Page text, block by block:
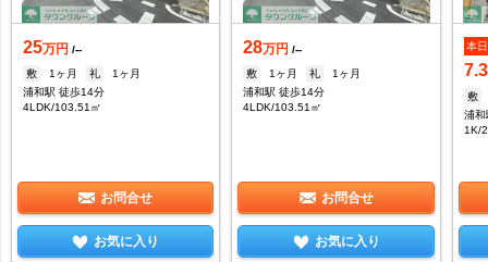
25万円 /--
敷
1ヶ月 礼
1ヶ月
浦和駅 徒歩14分
4LDK/103.51㎡
お問合せ
お気に入り
28万円 /--
敷
1ヶ月 礼
1ヶ月
浦和駅 徒歩14分
4LDK/103.51㎡
お問合せ
お気に入り
本
7.3
敷
浦
1K/